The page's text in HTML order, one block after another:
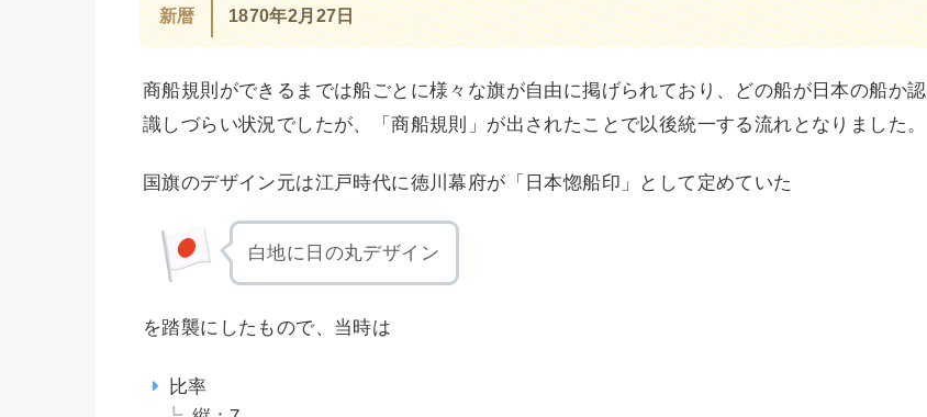
新暦 1870年2月27日
商船規則ができるまでは船ごとに様々な旗が自由に掲げられており、どの船が日本の船か認
識しづらい状況でしたが、「商船規則」が出されたことで以後統一する流れとなりました。
国旗のデザイン元は江戸時代に徳川幕府が「日本惚船印」として定めていた
白地に日の丸デザイン
を踏襲にしたもので、当時は
比率